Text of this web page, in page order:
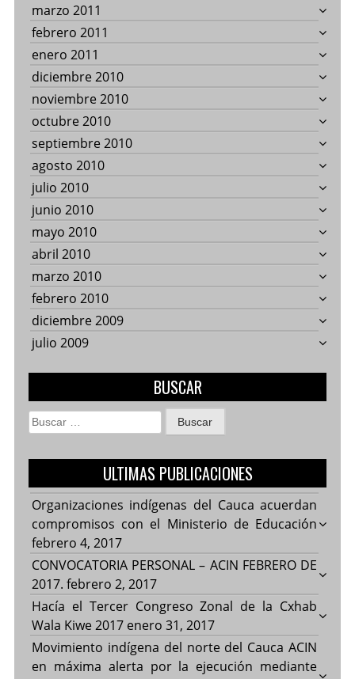
marzo 2011
febrero 2011
enero 2011
diciembre 2010
noviembre 2010
octubre 2010
septiembre 2010
agosto 2010
julio 2010
junio 2010
mayo 2010
abril 2010
marzo 2010
febrero 2010
diciembre 2009
julio 2009
BUSCAR
Buscar:
ULTIMAS PUBLICACIONES
Organizaciones indígenas del Cauca acuerdan
compromisos con el Ministerio de Educación
febrero 4, 2017
CONVOCATORIA PERSONAL – ACIN FEBRERO DE
2017. febrero 2, 2017
Hacía el Tercer Congreso Zonal de la Cxhab
Wala Kiwe 2017 enero 31, 2017
Movimiento indígena del norte del Cauca ACIN
en máxima alerta por la ejecución mediante